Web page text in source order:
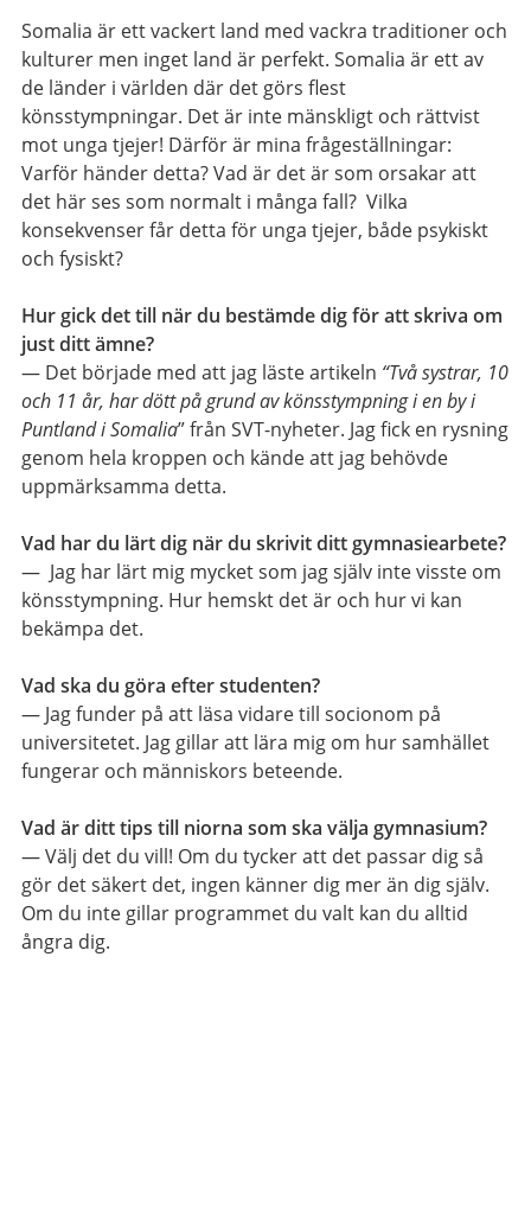
Somalia är ett vackert land med vackra traditioner och
kulturer men inget land är perfekt. Somalia är ett av
de länder i världen där det görs flest
könsstympningar. Det är inte mänskligt och rättvist
mot unga tjejer! Därför är mina frågeställningar:
Varför händer detta? Vad är det är som orsakar att
det här ses som normalt i många fall? Vilka
konsekvenser får detta för unga tjejer, både psykiskt
och fysiskt?
Hur gick det till när du bestämde dig för att skriva om
just ditt ämne?
— Det började med att jag läste artikeln “Två systrar, 10
och 11 år, har dött på grund av könsstympning i en by i
Puntland i Somalia” från SVT-nyheter. Jag fick en rysning
genom hela kroppen och kände att jag behövde
uppmärksamma detta.
Vad har du lärt dig när du skrivit ditt gymnasiearbete?
— Jag har lärt mig mycket som jag själv inte visste om
könsstympning. Hur hemskt det är och hur vi kan
bekämpa det.
Vad ska du göra efter studenten?
— Jag funder på att läsa vidare till socionom på
universitetet. Jag gillar att lära mig om hur samhället
fungerar och människors beteende.
Vad är ditt tips till niorna som ska välja gymnasium?
— Välj det du vill! Om du tycker att det passar dig så
gör det säkert det, ingen känner dig mer än dig själv.
Om du inte gillar programmet du valt kan du alltid
ångra dig.